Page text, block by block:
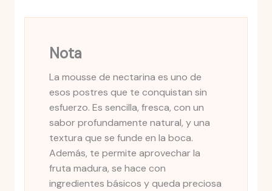
Nota
La mousse de nectarina es uno de
esos postres que te conquistan sin
esfuerzo. Es sencilla, fresca, con un
sabor profundamente natural, y una
textura que se funde en la boca.
Además, te permite aprovechar la
fruta madura, se hace con
ingredientes básicos y queda preciosa